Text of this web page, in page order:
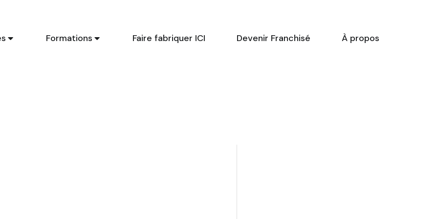
Formations Faire fabriquer ICI Devenir Franchisé À propos